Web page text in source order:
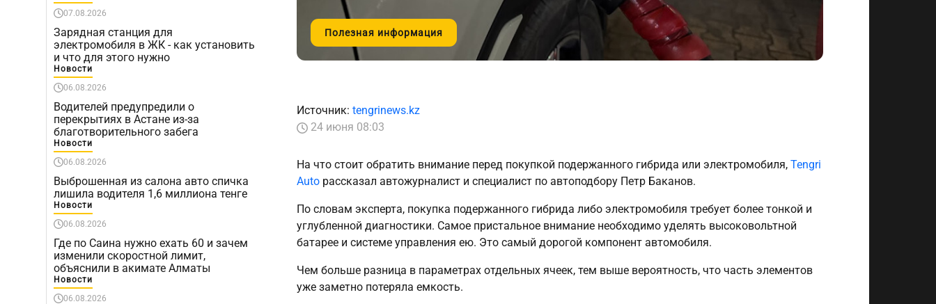
07.08.2026
Зарядная станция для
электромобиля в ЖК - как установить
и что для этого нужно
Новости
06.08.2026
Водителей предупредили о
перекрытиях в Астане из-за
благотворительного забега
Новости
06.08.2026
Выброшенная из салона авто спичка
лишила водителя 1,6 миллиона тенге
Новости
06.08.2026
Где по Саина нужно ехать 60 и зачем
изменили скоростной лимит,
объяснили в акимате Алматы
Новости
06.08.2026
Полезная информация
Источник: tengrinews.kz
24 июня 08:03
На что стоит обратить внимание перед покупкой подержанного гибрида или электромобиля, Tengri
Auto рассказал автожурналист и специалист по автоподбору Петр Баканов.
По словам эксперта, покупка подержанного гибрида либо электромобиля требует более тонкой и
углубленной диагностики. Самое пристальное внимание необходимо уделять высоковольтной
батарее и системе управления ею. Это самый дорогой компонент автомобиля.
Чем больше разница в параметрах отдельных ячеек, тем выше вероятность, что часть элементов
уже заметно потеряла емкость.